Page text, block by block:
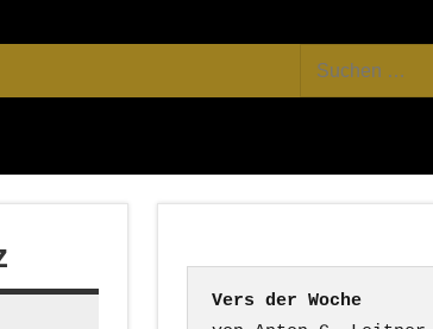
Suchen
nach:
Vers der Woche